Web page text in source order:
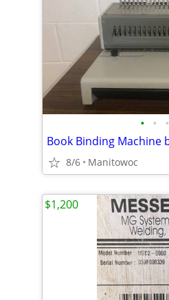
• • •
8/6 Manitowoc
$1,200